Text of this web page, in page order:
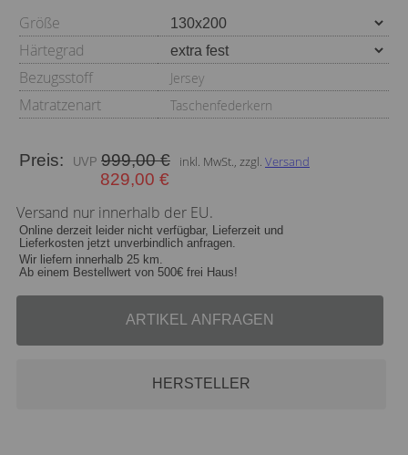
Größe
Härtegrad
Bezugsstoff
Jersey
Matratzenart Taschenfederkern
Preis:
999,00 €
829,00 €
inkl. MwSt., zzgl. Versand
Versand nur innerhalb der EU.
Online derzeit leider nicht verfügbar, Lieferzeit und
Lieferkosten jetzt unverbindlich anfragen.
Wir liefern innerhalb 25 km.
Ab einem Bestellwert von 500€ frei Haus!
ARTIKEL ANFRAGEN
HERSTELLER